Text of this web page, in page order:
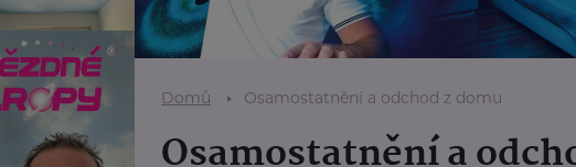
Domů Osamostatnění a odchod z domu
Osamostatnění a